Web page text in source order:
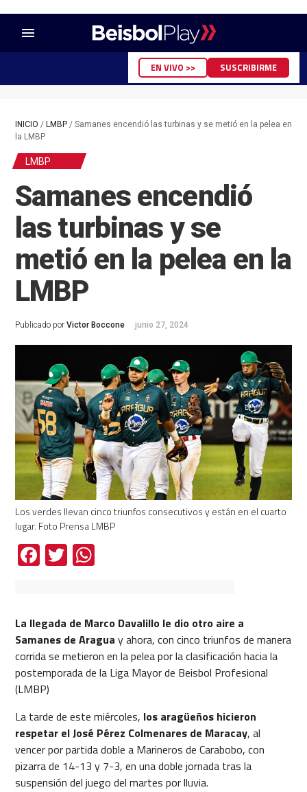
menu
EN VIVO >> SUSCRIBIRME
INICIO / LMBP/ Samanes encendió las turbinas y se metió en la pelea en
la LMBP
LMBP
Samanes encendió
las turbinas y se
metió en la pelea en la
LMBP
Publicado por Victor Boccone junio 27, 2024
Los verdes llevan cinco triunfos consecutivos y están en el cuarto
lugar. Foto Prensa LMBP
Facebook
TwitterWhatsApp
La llegada de Marco Davalillo le dio otro aire a
Samanes de Aragua y ahora, con cinco triunfos de manera
corrida se metieron en la pelea por la clasificación hacia la
postemporada de la Liga Mayor de Beisbol Profesional
(LMBP)
La tarde de este miércoles, los aragüeños hicieron
respetar el José Pérez Colmenares de Maracay, al
vencer por partida doble a Marineros de Carabobo, con
pizarra de 14-13 y 7-3, en una doble jornada tras la
suspensión del juego del martes por lluvia.